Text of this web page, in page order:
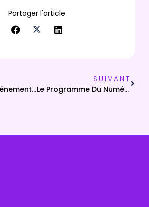
Partager l'article
Participez À L’événement Numericu È Cumunu[i] Les 23 Et 24 Avril À Bastia !
SUIVANT
Le Programme Du Numérique En Commun[s] À Bastia Les 23 Et 24 Avril